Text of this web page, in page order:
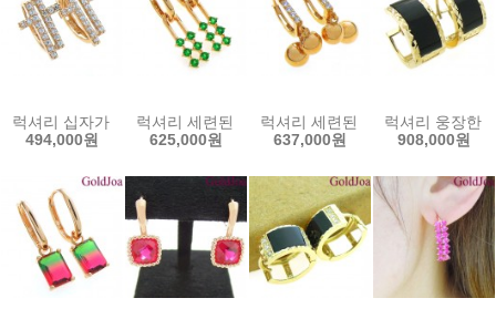
럭셔리 십자가 원터치 큐빅 14k귀걸이 (mk-dt2898e) 골드조아 할인쿠
494,000원
럭셔리 세련된 에멜 원터치 14k귀걸이 (mk-
625,000원
럭셔리 세련된 볼 원터치 큐빅
637,000원
럭셔리 웅장한
908,000원